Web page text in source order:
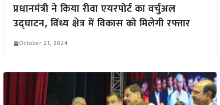
प्रधानमंत्री ने किया रीवा एयरपोर्ट का वर्चुअल
उद्घाटन, विंध्य क्षेत्र में विकास को मिलेगी रफ्तार
October 21, 2024